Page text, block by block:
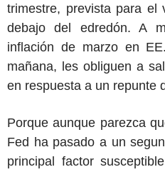
trimestre, prevista para el
debajo del edredón. A
inflación de marzo en
mañana, les obliguen a
en respuesta a un repunte
Porque aunque parezca
Fed ha pasado a un
principal factor